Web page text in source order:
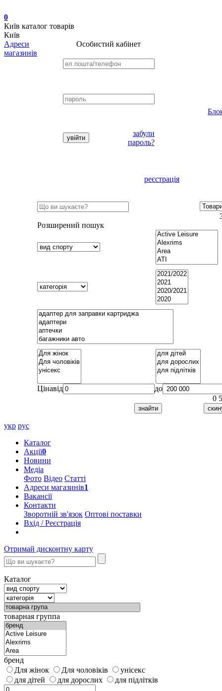
0
Київ каталог товарів
Київ
Адреси
магазинів
Особистий кабінет
забули
пароль?
реєстрація
Розширений пошук
Цінавід
до
0
укр рус
Каталог
Акції0
Новини
Медіа
Фото Відео Статті
Адреси магазинів1
Вакансії
Контакти
Зворотній зв'язок Оптові поставки
Вхід / Реєстрація
Отримай дисконтну карту
Каталог
товарная группа
бренд
Для жінок
Для чоловіків
унісекс
для дітей
для дорослих для підлітків